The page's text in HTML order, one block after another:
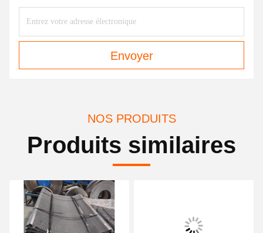
Envoyer
NOS PRODUITS
Produits similaires